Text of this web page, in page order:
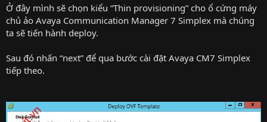
Ở đây mình sẽ chọn kiểu “Thin provisioning” cho ổ cứng máy
chủ ảo Avaya Communication Manager 7 Simplex mà chúng
ta sẽ tiến hành deploy.
Sau đó nhấn “next” để qua bước cài đặt Avaya CM7 Simplex
tiếp theo.